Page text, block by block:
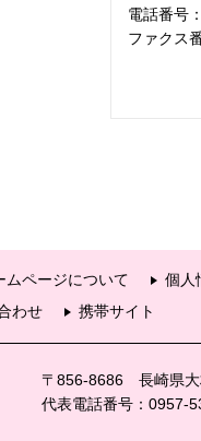
電話番号
ファクス
ムページについて 個人
わせ 携帯サイト
〒856-8686 長崎県大
代表電話番号：0957-